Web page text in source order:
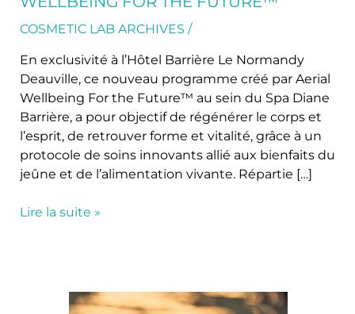
COSMETIC LAB ARCHIVES /
En exclusivité à l’Hôtel Barrière Le Normandy
Deauville, ce nouveau programme créé par Aerial
Wellbeing For the Future™ au sein du Spa Diane
Barrière, a pour objectif de régénérer le corps et
l’esprit, de retrouver forme et vitalité, grâce à un
protocole de soins innovants allié aux bienfaits du
jeûne et de l’alimentation vivante. Répartie […]
For
the
Lire la suite »